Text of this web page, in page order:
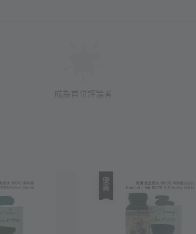
優惠